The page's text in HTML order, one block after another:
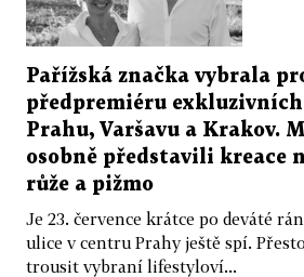
Pařížská značka vybrala
předpremiéru
Prahu, Varšavu a Krakov.
osobně představili kreace
růže a pižmo
Je 23. července krátce po deváté
ulice v centru Prahy ještě spí.
trousit vybraní lifestyloví...